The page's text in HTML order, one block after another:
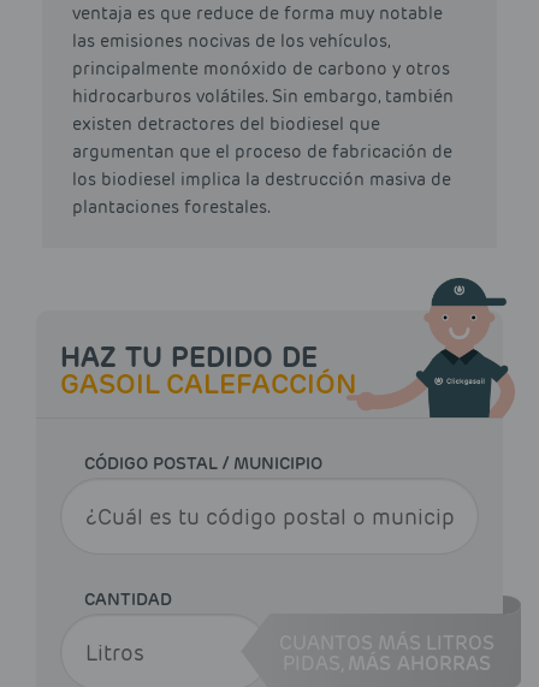
ventaja es que reduce de forma muy notable
las emisiones nocivas de los vehículos,
principalmente monóxido de carbono y otros
hidrocarburos volátiles. Sin embargo, también
existen detractores del biodiesel que
argumentan que el proceso de fabricación de
los biodiesel implica la destrucción masiva de
plantaciones forestales.
HAZ TU PEDIDO DE
GASOIL CALEFACCIÓN
CÓDIGO POSTAL / MUNICIPIO
CANTIDAD
CUANTOS MÁS LITROS
MÁS AHORRAS